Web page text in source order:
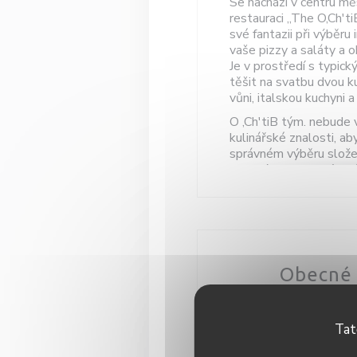
restauraci „The
své fantazii při výběru
vaše pizzy a saláty a
Je v prostředí s
těšit na svatbu dvou
vůni, italskou kuchyni
O ‚Ch'tiB tým.
kulinářské znalosti,
správném výběru
vhodný pro milovníky
teple naší
atmosféra kolem
uvolněně, když slunce
Objevit jiný způsob